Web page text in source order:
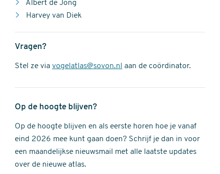
Albert de Jong
Harvey van Diek
Vragen?
Stel ze via vogelatlas@sovon.nl aan de coördinator.
Op de hoogte blijven?
Op de hoogte blijven en als eerste horen hoe je vanaf
eind 2026 mee kunt gaan doen? Schrijf je dan in voor
een maandelijkse nieuwsmail met alle laatste updates
over de nieuwe atlas.